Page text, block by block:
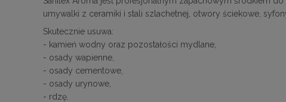
umywalki z ceramiki i stali szlachetnej, otwory ściekowe,
Skutecznie usuwa:
- kamień wodny oraz pozostałości mydlane,
- osady wapienne,
- osady cementowe,
- osady urynowe,
- rdzę.